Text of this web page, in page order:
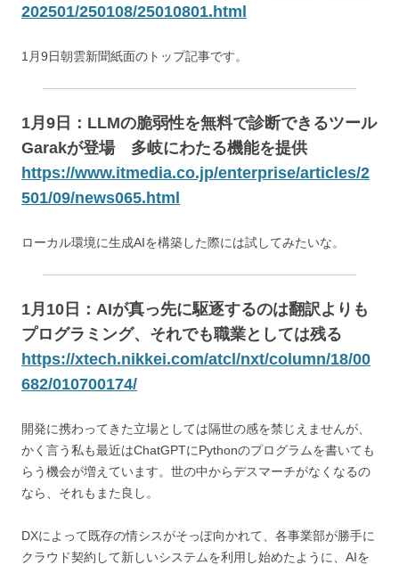
202501/250108/25010801.html
1月9日朝雲新聞紙面のトップ記事です。
1月9日： LLMの脆弱性を無料で診断できるツール
Garakが登場 多岐にわたる機能を提供
https://www.itmedia.co.jp/enterprise/articles/2
501/09/news065.html
ローカル環境に生成AIを構築した際には試してみたいな。
1月10日：AIが真っ先に駆逐するのは翻訳よりも
プログラミング、それでも職業としては残る
https://xtech.nikkei.com/atcl/nxt/column/18/00
682/010700174/
開発に携わってきた立場としては隔世の感を禁じえませんが、
かく言う私も最近はChatGPTにPythonのプログラムを書いても
らう機会が増えています。世の中からデスマーチがなくなるの
なら、それもまた良し。
DXによって既存の情シスがそっぽ向かれて、各事業部が勝手に
クラウド契約して新しいシステムを利用し始めたように、AIを